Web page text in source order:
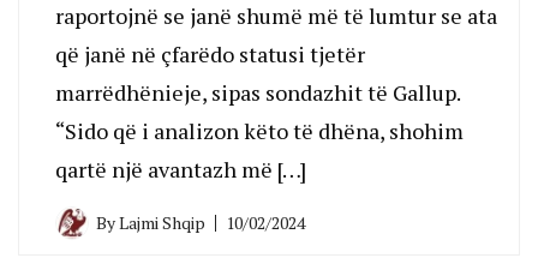
raportojnë se janë shumë më të lumtur se ata
që janë në çfarëdo statusi tjetër
marrëdhënieje, sipas sondazhit të Gallup.
“Sido që i analizon këto të dhëna, shohim
qartë një avantazh më […]
ByLajmi Shqip 10/02/2024